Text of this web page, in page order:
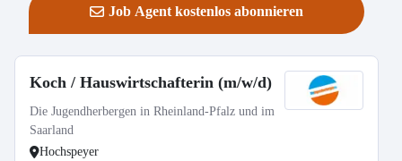
Job Agent kostenlos abonnieren
Koch / Hauswirtschafterin (m/w/d)
Die Jugendherbergen in Rheinland-Pfalz und im
Saarland
Hochspeyer